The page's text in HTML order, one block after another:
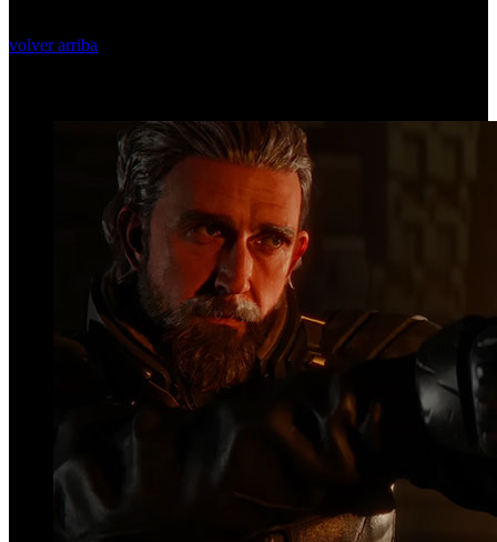
volver arriba